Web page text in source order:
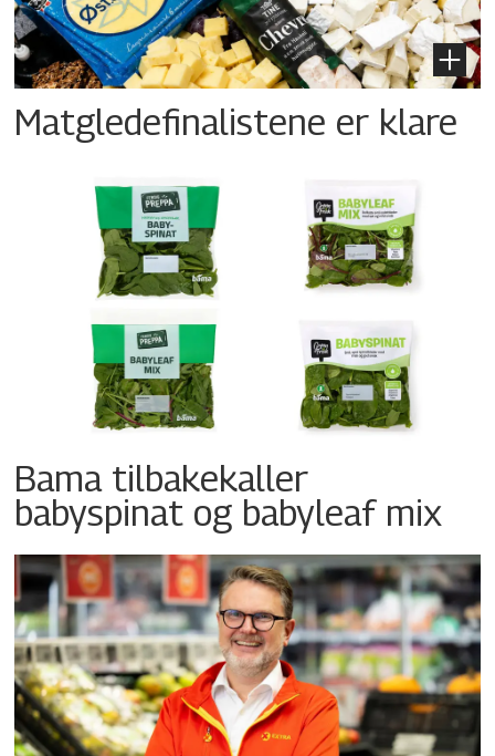
Matgledefinalistene er klare
Bama tilbakekaller
babyspinat og babyleaf mix